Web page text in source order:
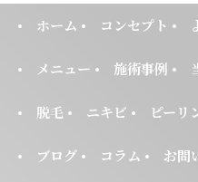
ホーム コンセプト
メニュー 施術事例
脱毛 ニキビ ピーリ
ブログ コラム お問